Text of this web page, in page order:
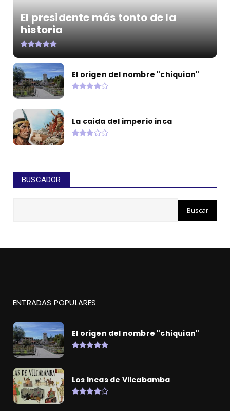
El presidente más tonto de la
historia
El origen del nombre "chiquian"
La caída del imperio inca
BUSCADOR
ENTRADAS POPULARES
El origen del nombre "chiquian"
Los Incas de Vilcabamba